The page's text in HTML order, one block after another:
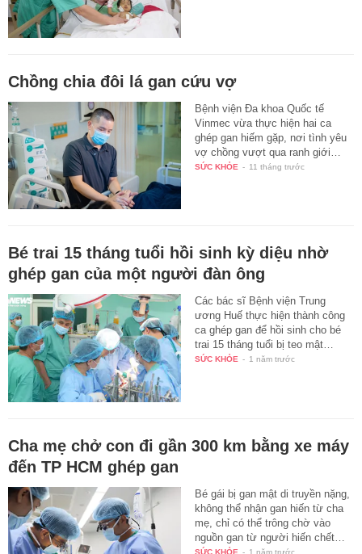
Chồng chia đôi lá gan cứu vợ
Bệnh viện Đa khoa Quốc tế
Vinmec vừa thực hiện hai ca
ghép gan hiếm gặp, nơi tình yêu
vợ chồng vượt qua ranh giới…
SỨC KHỎE - 11 tháng trước
Bé trai 15 tháng tuổi hồi sinh kỳ diệu nhờ
ghép gan của một người đàn ông
Các bác sĩ Bệnh viện Trung
ương Huế thực hiện thành công
ca ghép gan để hồi sinh cho bé
trai 15 tháng tuổi bị teo mật…
SỨC KHỎE - 1 năm trước
Cha mẹ chở con đi gần 300 km bằng xe máy
đến TP HCM ghép gan
Bé gái bị gan mật di truyền nặng,
không thể nhận gan hiến từ cha
mẹ, chỉ có thể trông chờ vào
nguồn gan từ người hiến chết…
SỨC KHỎE - 1 năm trước